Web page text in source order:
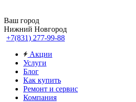
Ваш город
Нижний Новгород
+7(831) 277-99-88
Акции
Услуги
Блог
Как купить
Ремонт и сервис
Компания